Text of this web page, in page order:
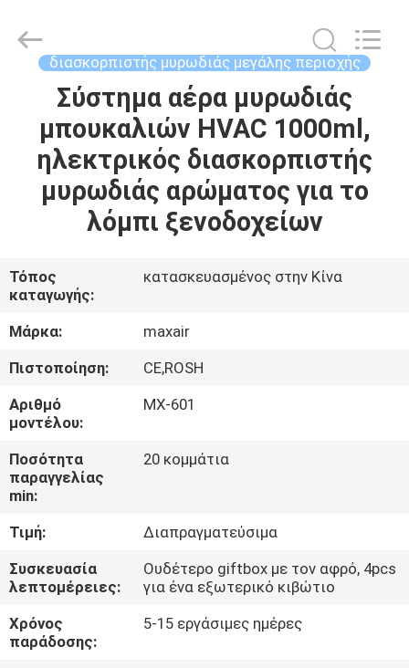
ΣΠΊΤΙ
ΠΡΟΪΌΝΤΑ
ΠΕΡΊΠΟΥ
ΓΎΡΟΣ
ΕΡΓΟΣΤΑΣΊΩΝ
ΠΟΙΟΤΙΚΌΣ
ΈΛΕΓΧΟΣ
ΜΑΣ
ΣΕ
ΕΠΑΦΉ
διασκορπιστής μυρωδιάς μεγάλης περιοχής
Σύστημα αέρα μυρωδιάς
μπουκαλιών HVAC 1000ml,
ηλεκτρικός διασκορπιστής
μυρωδιάς αρώματος για το
λόμπι ξενοδοχείων
Τόπος
καταγωγής:
κατασκευασμένος στην Κίνα
Μάρκα:
maxair
Πιστοποίηση:
CE,ROSH
Αριθμό
μοντέλου:
MX-601
Ποσότητα
παραγγελίας
min:
20 κομμάτια
Τιμή:
Διαπραγματεύσιμα
Συσκευασία
λεπτομέρειες:
Ουδέτερο giftbox με τον αφρό, 4pcs
για ένα εξωτερικό κιβώτιο
Χρόνος
παράδοσης:
5-15 εργάσιμες ημέρες